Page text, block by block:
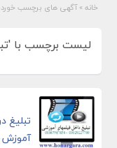
خانه » آگهی های برچسب خورده
لیست برچسب با
تبلیغ
آموزش